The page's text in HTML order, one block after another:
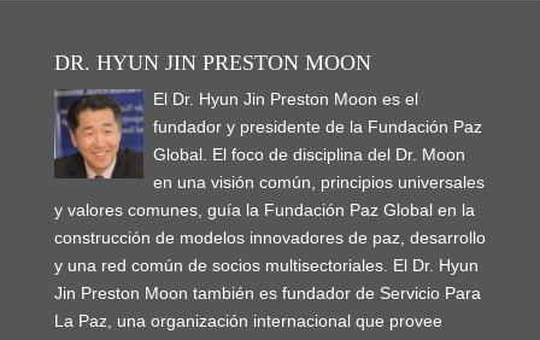
DR. HYUN JIN PRESTON MOON
El Dr. Hyun Jin Preston Moon es el
fundador y presidente de la Fundación Paz
Global. El foco de disciplina del Dr. Moon
en una visión común, principios universales
y valores comunes, guía la Fundación Paz Global en la
construcción de modelos innovadores de paz, desarrollo
y una red común de socios multisectoriales. El Dr. Hyun
Jin Preston Moon también es fundador de Servicio Para
La Paz, una organización internacional que provee